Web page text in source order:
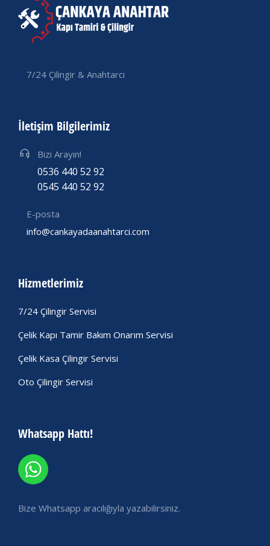
7/24 Çilingir & Anahtarcı
İletişim Bilgilerimiz
Bizi Arayın!
0536 440 52 92
0545 440 52 92
E-posta
info@cankayadaanahtarci.com
Hizmetlerimiz
7/24 Çilingir Servisi
Çelik Kapı Tamir Bakım Onarım Servisi
Çelik Kasa Çilingir Servisi
Oto Çilingir Servisi
Whatsapp Hattı!
Bize Whatsapp aracılığıyla yazabilirsiniz.